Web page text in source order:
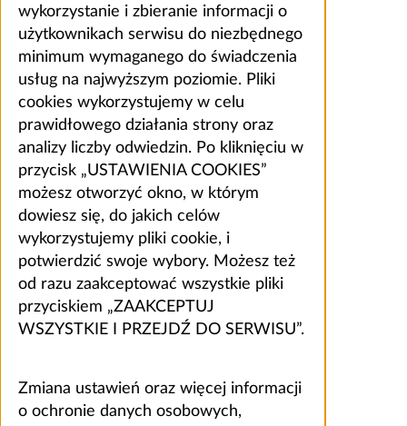
wykorzystanie i zbieranie informacji o
użytkownikach serwisu do niezbędnego
minimum wymaganego do świadczenia
usług na najwyższym poziomie. Pliki
cookies wykorzystujemy w celu
prawidłowego działania strony oraz
analizy liczby odwiedzin. Po kliknięciu w
przycisk „USTAWIENIA COOKIES”
możesz otworzyć okno, w którym
dowiesz się, do jakich celów
wykorzystujemy pliki cookie, i
potwierdzić swoje wybory. Możesz też
od razu zaakceptować wszystkie pliki
przyciskiem „ZAAKCEPTUJ
WSZYSTKIE I PRZEJDŹ DO SERWISU”.
Zmiana ustawień oraz więcej informacji
o ochronie danych osobowych,